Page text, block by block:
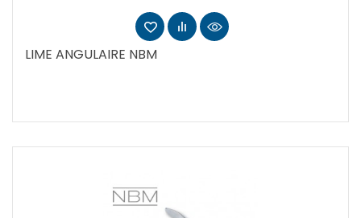
LIME ANGULAIRE NBM